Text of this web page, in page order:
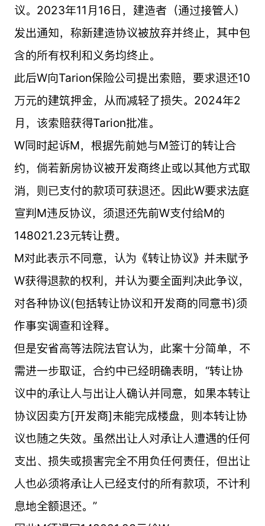
议。2023年11月16日，建造者（通过接管人）
发出通知，称新建造协议被放弃并终止，其中包
含的所有权利和义务均终止。
此后W向Tarion保险公司提出索赔，要求退还10
万元的建筑押金，从而减轻了损失。2024年2
月，该索赔获得Tarion批准。
W同时起诉M，根据先前她与M签订的转让合
约，倘若新房协议被开发商终止或以其他方式取
消，则已支付的款项可获退还。因此W要求法庭
宣判M违反协议，须退还先前W支付给M的
148021.23元转让费。
M对此表示不同意，认为《转让协议》并未赋予
W获得退款的权利，并认为要全面判决此争议，
对各种协议(包括转让协议和开发商的同意书)须
作事实调查和诠释。
但是安省高等法院法官认为，此案十分简单，不
需进一步取证，合约中已经明确表明，“转让协
议中的承让人与出让人确认并同意，如果本转让
协议因卖方[开发商]未能完成楼盘，则本转让协
议也随之失效。虽然出让人对承让人遭遇的任何
支出、损失或损害完全不用负任何责任，但出让
人也必须将承让人已经支付的所有款项，不计利
息地全额退还。”